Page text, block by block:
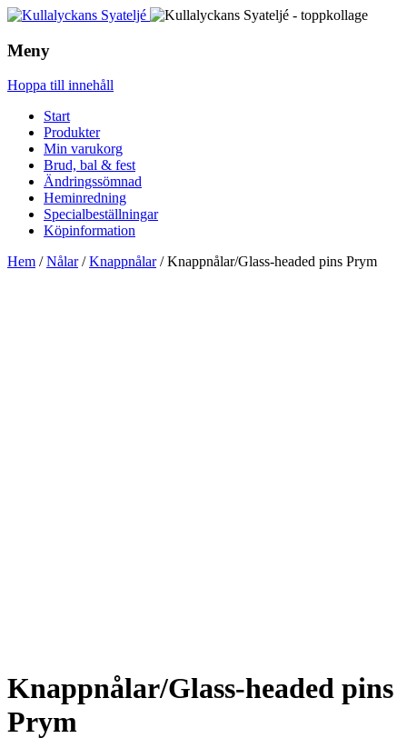
Meny
Hoppa till innehåll
Start
Produkter
Min varukorg
Brud, bal & fest
Ändringssömnad
Heminredning
Specialbeställningar
Köpinformation
Hem /Nålar/Knappnålar/ Knappnålar/Glass-headed pins Prym
Knappnålar/Glass-headed pins
Prym